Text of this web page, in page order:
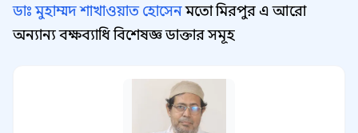
ডাঃ মুহাম্মদ শাখাওয়াত হোসেনমতো মিরপুর এ আরো
অন্যান্য বক্ষব্যাধি বিশেষজ্ঞ ডাক্তার সমূহ